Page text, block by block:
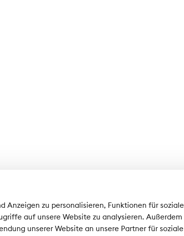
Anzeigen zu personalisieren, Funktionen für soziale
auf unsere Website zu analysieren. Außerdem
unserer Website an unsere Partner für soziale